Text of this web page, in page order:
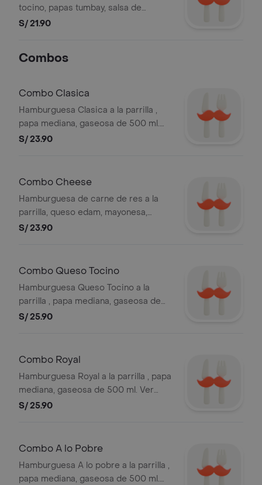
tocino, papas tumbay, salsa de
chimichurri y lechuga. Foto
S/ 21.90
Combos
Combo Clasica
Hamburguesa Clasica a la parrilla ,
papa mediana, gaseosa de 500 ml.
Ver composicion de productos en la
referencial. * Papas peruanas solo en
20101087647
S/ 23.90
Combo Cheese
Hamburguesa de carne de res a la
parrilla, queso edam, mayonesa,
tomate y lechuga, papa mediana y
S/ 23.90
Combo Queso Tocino
Hamburguesa Queso Tocino a la
parrilla , papa mediana, gaseosa de
500 ml. Ver composicion de
mediana o grande. Foto referencial.
S/ 25.90
Combo Royal
Hamburguesa Royal a la parrilla , papa
mediana, gaseosa de 500 ml. Ver
composicion de productos en la
referencial . BEMBOS S.A.C RUC
S/ 25.90
Combo A lo Pobre
Hamburguesa A lo pobre a la parrilla ,
papa mediana, gaseosa de 500 ml.